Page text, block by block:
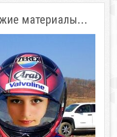
материалы...